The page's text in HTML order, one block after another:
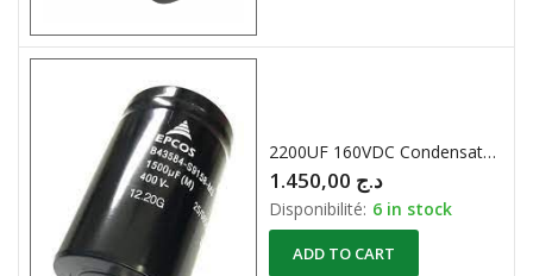
2200UF 160VDC Condensateur Chimique
د.ج
Disponibilité: 6 in stock
ADD TO CART